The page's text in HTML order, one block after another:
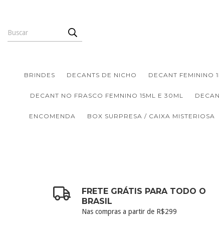
BRINDES DECANTS DE NICHO DECANT FEMININO
DECANT NO FRASCO FEMNINO 15ML E 30ML
ENCOMENDA BOX SURPRESA / CAIXA MISTERIOSA
FRETE GRÁTIS PARA TODO O
BRASIL
Nas compras a partir de R$299